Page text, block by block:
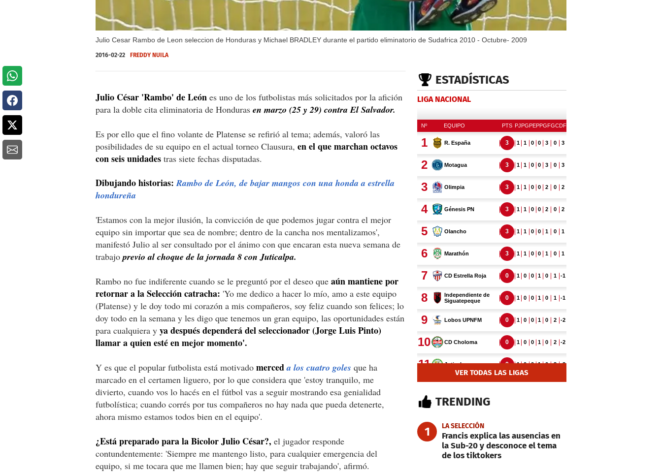
Julio Cesar Rambo de Leon seleccion de Honduras y Michael BRADLEY durante el partido eliminatorio de Sudafrica 2010 - Octubre- 2009
2016-02-22 FREDDY NUILA
Julio César 'Rambo' de León es uno de los futbolistas más solicitados por la afición
para la doble cita eliminatoria de Honduras en marzo (25 y 29) contra El Salvador.
Es por ello que el fino volante de Platense se refirió al tema; además, valoró las
posibilidades de su equipo en el actual torneo Clausura, en el que marchan octavos
con seis unidades tras siete fechas disputadas.
Dibujando historias:Rambo de León, de bajar mangos con una honda a estrella
hondureña
'Estamos con la mejor ilusión, la convicción de que podemos jugar contra el mejor
equipo sin importar que sea de nombre; dentro de la cancha nos mentalizamos',
manifestó Julio al ser consultado por el ánimo con que encaran esta nueva semana de
trabajoprevio al choque de la jornada 8 con Juticalpa.
Rambo no fue indiferente cuando se le preguntó por el deseo que aún mantiene por
retornar a la Selección catracha: 'Yo me dedico a hacer lo mío, amo a este equipo
(Platense) y le doy todo mi corazón a mis compañeros, soy feliz cuando son felices; lo
doy todo en la semana y les digo que tenemos un gran equipo, las oportunidades están
para cualquiera y ya después dependerá del seleccionador (Jorge Luis Pinto)
llamar a quien esté en mejor momento'.
Y es que el popular futbolista está motivado merceda los cuatro goles que ha
marcado en el certamen liguero, por lo que considera que 'estoy tranquilo, me
divierto, cuando vos lo hacés en el fútbol vas a seguir mostrando esa genialidad
futbolística; cuando corrés por tus compañeros no hay nada que pueda detenerte,
ahora mismo estamos todos bien en el equipo'.
¿Está preparado para la Bicolor Julio César?, el jugador responde
contundentemente: 'Siempre me mantengo listo, para cualquier emergencia del
equipo, si me tocara que me llamen bien; hay que seguir trabajando', afirmó.
ESTADÍSTICAS
LIGA NACIONAL
VER TODAS LAS LIGAS
TRENDING
1 LA SELECCIÓN
Francis explica las ausencias en
la Sub-20 y desconoce el tema
de los tiktokers